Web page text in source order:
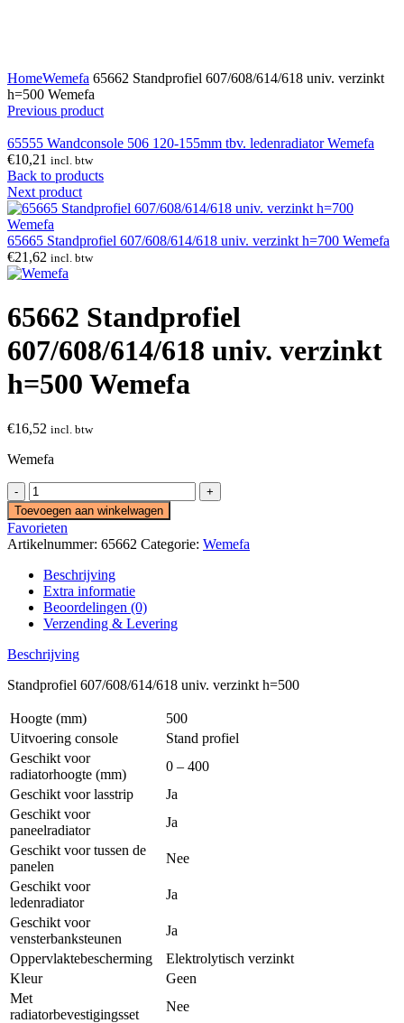
HomeWemefa 65662 Standprofiel 607/608/614/618 univ. verzinkt
h=500 Wemefa
Previous product
65555 Wandconsole 506 120-155mm tbv. ledenradiator Wemefa
€10,21 incl. btw
Back to products
Next product
65665 Standprofiel 607/608/614/618 univ. verzinkt h=700 Wemefa
€21,62 incl. btw
65662 Standprofiel
607/608/614/618 univ. verzinkt
h=500 Wemefa
€16,52 incl. btw
Wemefa
65662
Standprofiel
607/608/614/618
univ.
h=500
Wemefa
aantal
Toevoegen aan winkelwagen
Favorieten
Artikelnummer: 65662 Categorie: Wemefa
Beschrijving
Extra informatie
Beoordelingen (0)
Verzending & Levering
Beschrijving
Standprofiel 607/608/614/618 univ. verzinkt h=500
Hoogte (mm)
500
Uitvoering console
Stand profiel
Geschikt voor
radiatorhoogte (mm)
0 – 400
Geschikt voor lasstrip
Ja
Geschikt voor
paneelradiator
Ja
Geschikt voor tussen de
panelen
Nee
Geschikt voor
ledenradiator
Ja
Geschikt voor
vensterbanksteunen
Ja
Oppervlaktebescherming
Elektrolytisch verzinkt
Kleur
Geen
Met
radiatorbevestigingsset
Nee